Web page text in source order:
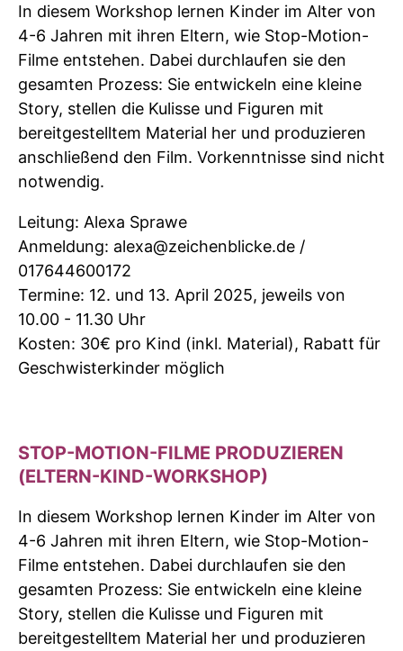
In diesem Workshop lernen Kinder im Alter von
4-6 Jahren mit ihren Eltern, wie Stop-Motion-
Filme entstehen. Dabei durchlaufen sie den
gesamten Prozess: Sie entwickeln eine kleine
Story, stellen die Kulisse und Figuren mit
bereitgestelltem Material her und produzieren
anschließend den Film. Vorkenntnisse sind nicht
notwendig.
Leitung: Alexa Sprawe
Anmeldung: alexa@zeichenblicke.de /
017644600172
Termine: 12. und 13. April 2025, jeweils von
10.00 - 11.30 Uhr
Kosten: 30€ pro Kind (inkl. Material), Rabatt für
Geschwisterkinder möglich
STOP-MOTION-FILME PRODUZIEREN
(ELTERN-KIND-WORKSHOP)
In diesem Workshop lernen Kinder im Alter von
4-6 Jahren mit ihren Eltern, wie Stop-Motion-
Filme entstehen. Dabei durchlaufen sie den
gesamten Prozess: Sie entwickeln eine kleine
Story, stellen die Kulisse und Figuren mit
bereitgestelltem Material her und produzieren